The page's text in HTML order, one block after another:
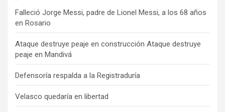
Falleció Jorge Messi, padre de Lionel Messi, a los 68 años
en Rosario
Ataque destruye peaje en construcción Ataque destruye
peaje en Mandivá
Defensoría respalda a la Registraduría
Velasco quedaría en libertad